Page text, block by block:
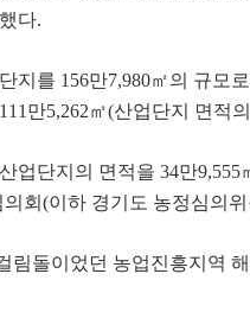
다.
지를 156만7,980㎡의 규모
111 만5,262㎡(산업단지 면적의
업단지의 면적을 34만9,555
회 (이하 경기도 농정심의위
림돌이었던 농업진흥지역